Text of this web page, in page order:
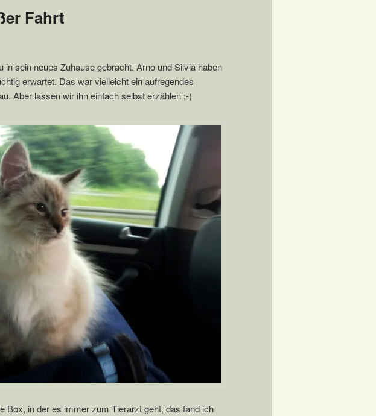
Fahrt
in sein neues Zuhause gebracht. Arno und Silvia haben
erwartet. Das war vielleicht ein aufregendes
Aber lassen wir ihn einfach selbst erzählen ;-)
Box, in der es immer zum Tierarzt geht, das fand ich